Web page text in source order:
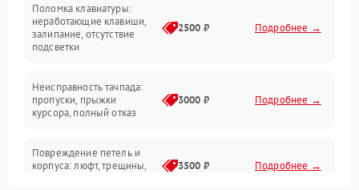
Интерфейсные проблемы
Батарея
Сеть и интернет
Поломка клавиатуры:
неработающие клавиши,
залипание, отсутствие
подсветки
2500 ₽ Подробнее →
Неисправность тачпада:
пропуски, прыжки
курсора, полный отказ
3000 ₽ Подробнее →
Повреждение петель и
корпуса: люфт, трещины,
3500 ₽ Подробнее →